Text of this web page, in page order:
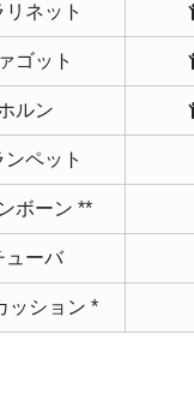
リネット
ゴット
ルン
ンペット
ボーン **
ューバ
ッション *